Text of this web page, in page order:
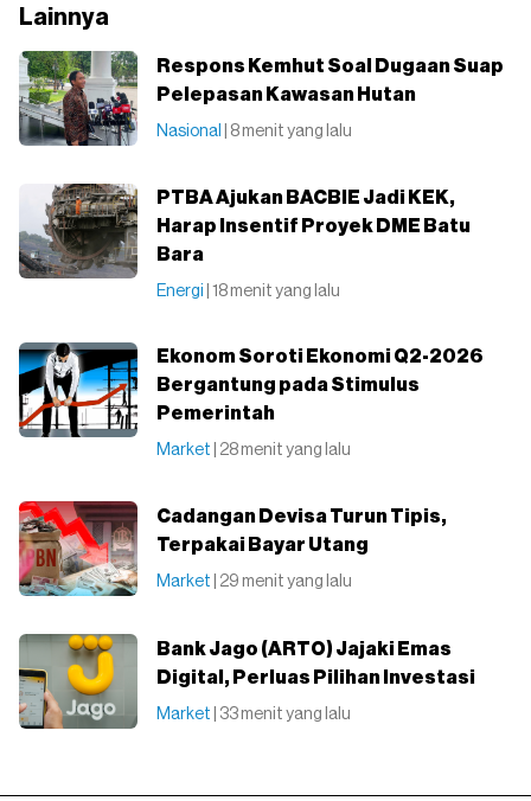
Lainnya
Respons Kemhut Soal Dugaan Suap
Pelepasan Kawasan Hutan
Nasional | 8 menit yang lalu
PTBA Ajukan BACBIE Jadi KEK,
Harap Insentif Proyek DME Batu
Bara
Energi | 18 menit yang lalu
Ekonom Soroti Ekonomi Q2-2026
Bergantung pada Stimulus
Pemerintah
Market | 28 menit yang lalu
Cadangan Devisa Turun Tipis,
Terpakai Bayar Utang
Market | 29 menit yang lalu
Bank Jago (ARTO) Jajaki Emas
Digital, Perluas Pilihan Investasi
Market | 33 menit yang lalu